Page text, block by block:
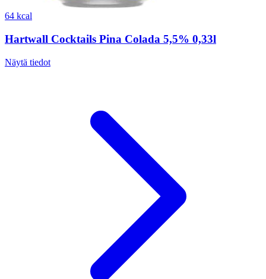
64 kcal
Hartwall Cocktails Pina Colada 5,5% 0,33l
Näytä tiedot